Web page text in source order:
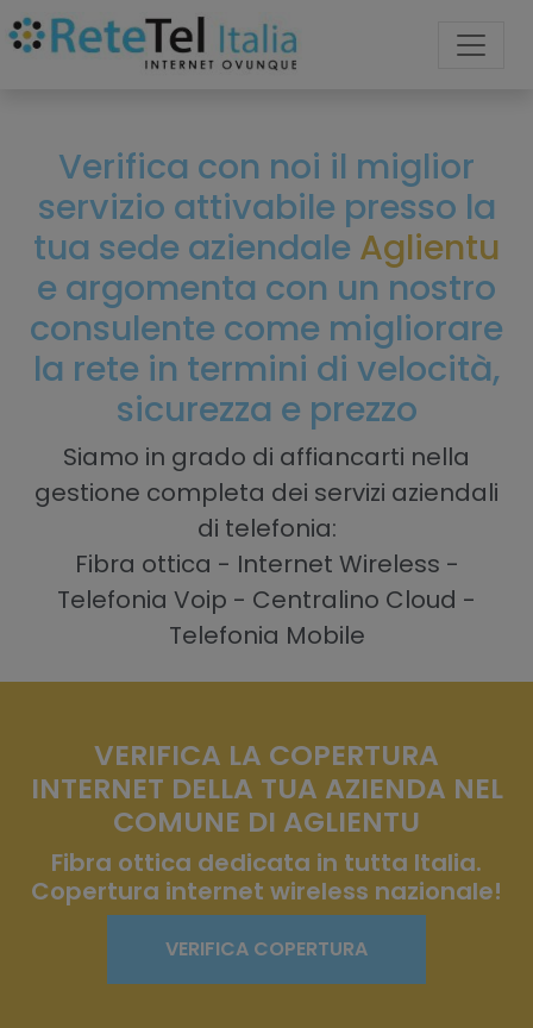
Verifica con noi il miglior
servizio attivabile presso la
tua sede aziendale Aglientu
e argomenta con un nostro
consulente come migliorare
la rete in termini di velocità,
sicurezza e prezzo
Siamo in grado di affiancarti nella
gestione completa dei servizi aziendali
di telefonia:
Fibra ottica - Internet Wireless -
Telefonia Voip - Centralino Cloud -
Telefonia Mobile
VERIFICA LA COPERTURA
INTERNET DELLA TUA AZIENDA NEL
COMUNE DI AGLIENTU
Fibra ottica dedicata in tutta Italia.
Copertura internet wireless nazionale!
VERIFICA COPERTURA